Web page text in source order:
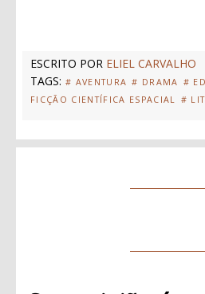
ESCRITO POR ELIEL CARVALHO
TAGS: # AVENTURA # DRAMA #
FICÇÃO CIENTÍFICA ESPACIAL
#